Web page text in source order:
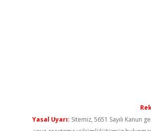
Yasal Uyarı: Sitemiz, 5651 Sayılı